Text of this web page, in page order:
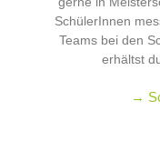
SchülerInnen
Teams bei den
erhältst
→